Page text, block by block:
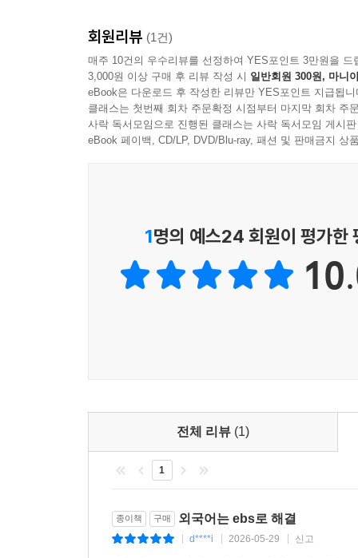
9과 [6.17.] 태블릿을 갖고 싶어 ! タブレットが ほ
랜덤 박스 지식:
학원은?
이름 속에 담긴 계절, 「つゆ(梅雨)」의 유래
말과 사슴이 만든 단어, 「馬鹿」
11과 [6.23.] 몇 시에 올 거야? 何時に 来る？
12과 [6.24.] 학교 앞에서 버스를 타요 学校の 前で
랜덤 박스 지식
13과 [6.29.] 매일 아침 몇 시에 일어나요? 毎朝 何
14과 [6.30.] 이번에 오빠를 소개할게요 今度 兄を
랜덤 박스 지식
정성이 담긴 약속, 일본의 결혼식 초대장 문화
회원리뷰 (1건)
매주 10건의 우수리뷰를 선정하여 YES포인트 3만원을 드
3,000원 이상 구매 후 리뷰 작성 시 일반회원 300원, 마니
eBook은 다운로드 후 작성한 리뷰만 YES포인트 지급됩니
클래스는 첫번째 회차 주문확정 시점부터 마지막 회차 주
사락 독서모임으로 진행된 클래스는 사락 독서모임 게시
eBook 페이백, CD/LP, DVD/Blu-ray, 패션 및 판매금지 상
1명의 예스24 회원이 평가한
전체 리뷰 (1)
1
종이책 구매 외국어는 ebs로 해결
d****i 2026-05-29 신고